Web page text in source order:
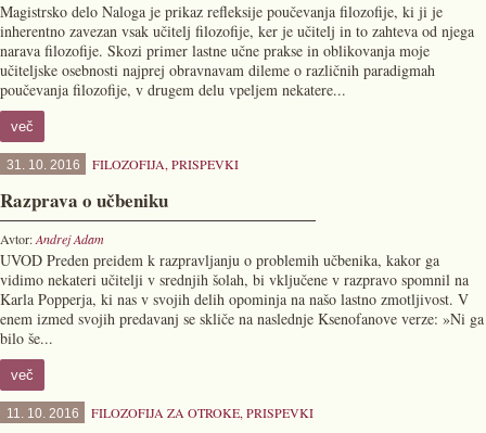
Magistrsko delo Naloga je prikaz refleksije poučevanja filozofije, ki ji je
inherentno zavezan vsak učitelj filozofije, ker je učitelj in to zahteva od njega
narava filozofije. Skozi primer lastne učne prakse in oblikovanja moje
učiteljske osebnosti najprej obravnavam dileme o različnih paradigmah
poučevanja filozofije, v drugem delu vpeljem nekatere...
več
31. 10. 2016 FILOZOFIJA, PRISPEVKI
Razprava o učbeniku
Avtor:Andrej Adam
UVOD Preden preidem k razpravljanju o problemih učbenika, kakor ga
vidimo nekateri učitelji v srednjih šolah, bi vključene v razpravo spomnil na
Karla Popperja, ki nas v svojih delih opominja na našo lastno zmotljivost. V
enem izmed svojih predavanj se skliče na naslednje Ksenofanove verze: »Ni ga
bilo še...
več
11. 10. 2016 FILOZOFIJA ZA OTROKE, PRISPEVKI